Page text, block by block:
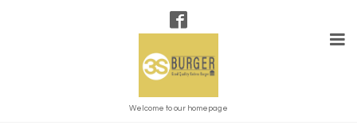
Welcome to our homepage